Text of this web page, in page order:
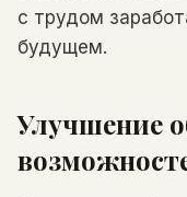
с трудом
будущем.
Улучшение